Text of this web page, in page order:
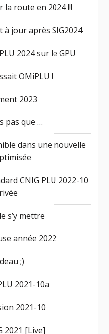
route en 2024 !!!
à jour après SIG2024
2024 sur le GPU
OMiPLU !
2023
pas que …
dans une nouvelle
CNIG PLU 2022-10
s’y mettre
année 2022
;)
2021-10a
2021-10
2021 [Live]